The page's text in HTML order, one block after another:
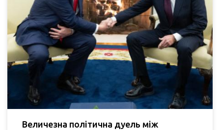
Величезна політична дуель між